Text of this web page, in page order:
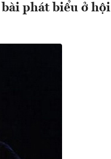
phát biểu ở hội